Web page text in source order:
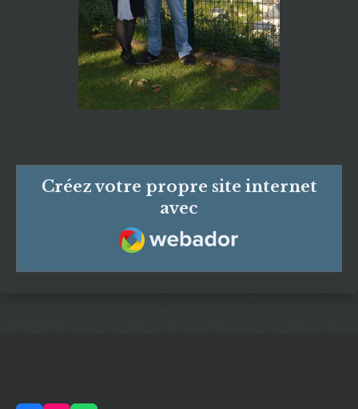
Créez votre propre site internet
avec
Webador